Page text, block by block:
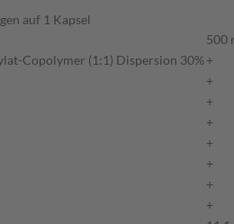
auf 1 Kapsel
500
Copolymer (1:1) Dispersion 30%+
+
+
+
+
+
+
+